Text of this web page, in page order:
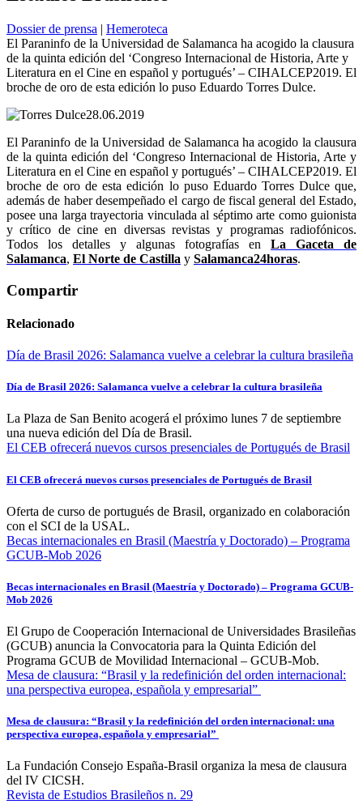
Dossier de prensa | Hemeroteca
El Paraninfo de la Universidad de Salamanca ha acogido la clausura
de la quinta edición del ‘Congreso Internacional de Historia, Arte y
Literatura en el Cine en español y portugués’ – CIHALCEP2019. El
broche de oro de esta edición lo puso Eduardo Torres Dulce.
28.06.2019
El Paraninfo de la Universidad de Salamanca ha acogido la clausura
de la quinta edición del ‘Congreso Internacional de Historia, Arte y
Literatura en el Cine en español y portugués’ – CIHALCEP2019. El
broche de oro de esta edición lo puso Eduardo Torres Dulce que,
además de haber desempeñado el cargo de fiscal general del Estado,
posee una larga trayectoria vinculada al séptimo arte como guionista
y crítico de cine en diversas revistas y programas radiofónicos.
Todos los detalles y algunas fotografías en La Gaceta de
Salamanca, El Norte de Castilla y Salamanca24horas.
Compartir
Relacionado
Día de Brasil 2026: Salamanca vuelve a celebrar la cultura brasileña
Día de Brasil 2026: Salamanca vuelve a celebrar la cultura brasileña
La Plaza de San Benito acogerá el próximo lunes 7 de septiembre
una nueva edición del Día de Brasil.
El CEB ofrecerá nuevos cursos presenciales de Portugués de Brasil
El CEB ofrecerá nuevos cursos presenciales de Portugués de Brasil
Oferta de curso de portugués de Brasil, organizado en colaboración
con el SCI de la USAL.
Becas internacionales en Brasil (Maestría y Doctorado) – Programa
GCUB-Mob 2026
Becas internacionales en Brasil (Maestría y Doctorado) – Programa GCUB-
Mob 2026
El Grupo de Cooperación Internacional de Universidades Brasileñas
(GCUB) anuncia la Convocatoria para la Quinta Edición del
Programa GCUB de Movilidad Internacional – GCUB-Mob.
Mesa de clausura: “Brasil y la redefinición del orden internacional:
una perspectiva europea, española y empresarial”
Mesa de clausura: “Brasil y la redefinición del orden internacional: una
perspectiva europea, española y empresarial”
La Fundación Consejo España-Brasil organiza la mesa de clausura
del IV CICSH.
Revista de Estudios Brasileños n. 29